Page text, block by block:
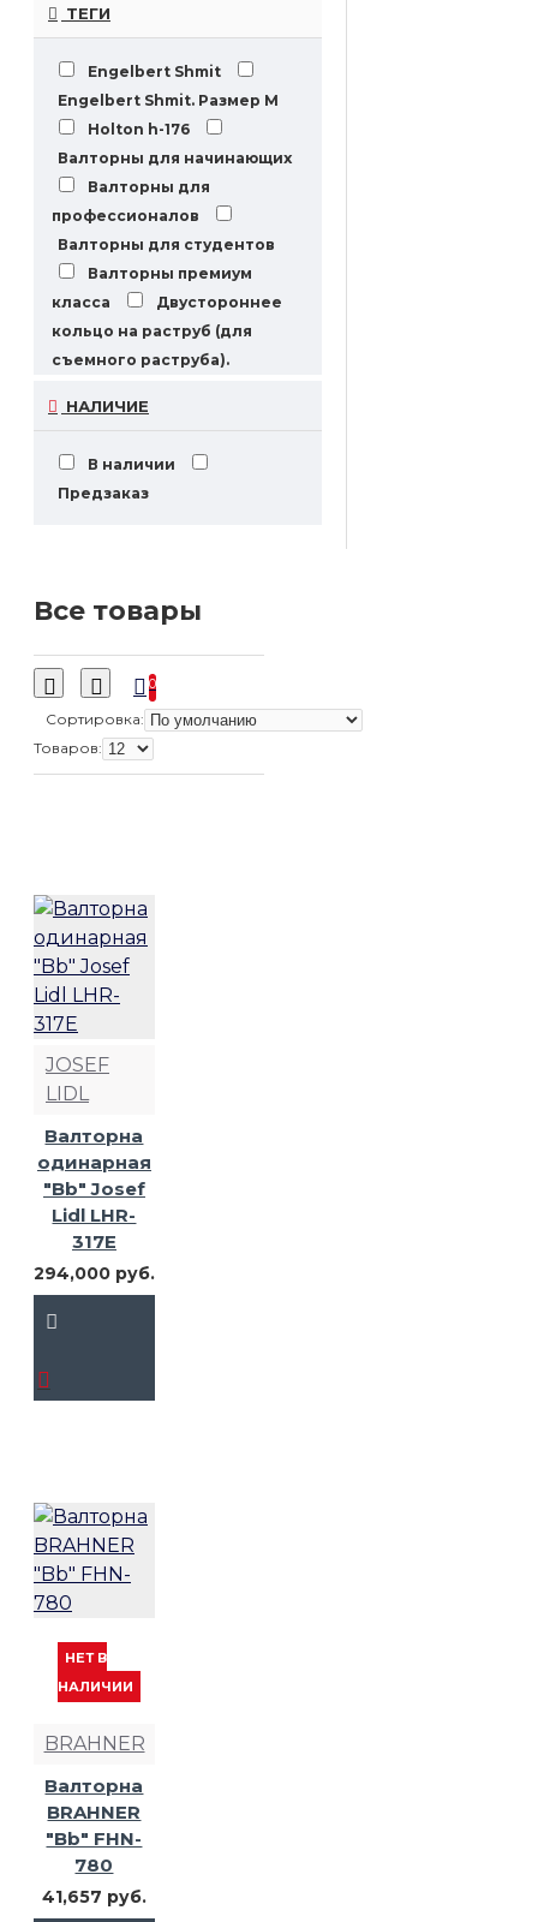
ТЕГИ
Engelbert Shmit
Engelbert Shmit. Размер М
Holton h-176
Валторны для начинающих
Валторны для
профессионалов
Валторны для студентов
Валторны премиум
класса
Двустороннее
кольцо на раструб (для
съемного раструба).
валторны
Шмит
валторна
валторна Holton
двойная
валторна
валторна
НАЛИЧИЕ
В наличии
Предзаказ
Все товары
0
Сортировка:
Товаров:
JOSEF
LIDL
Валторна
одинарная
"Bb" Josef
Lidl LHR-
317E
294,000 руб.
НЕТ В
НАЛИЧИИ
BRAHNER
Валторна
BRAHNER
"Bb" FHN-
780
41,657 руб.